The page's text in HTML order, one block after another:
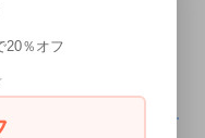
20％オフ